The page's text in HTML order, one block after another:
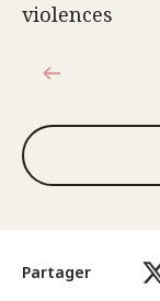
Partager
violences